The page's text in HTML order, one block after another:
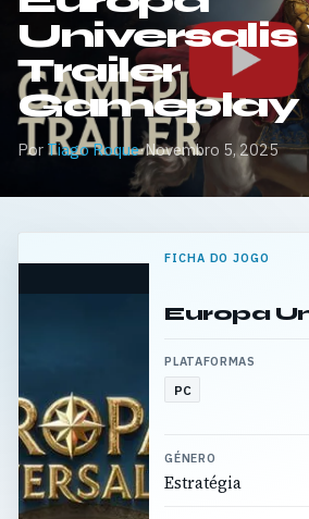
Universalis
Trailer
Gameplay
Por Tiago Roque·Novembro 5, 2025
FICHA DO JOGO
Europa
PLATAFORMAS
PC
GÉNERO
Estratégia